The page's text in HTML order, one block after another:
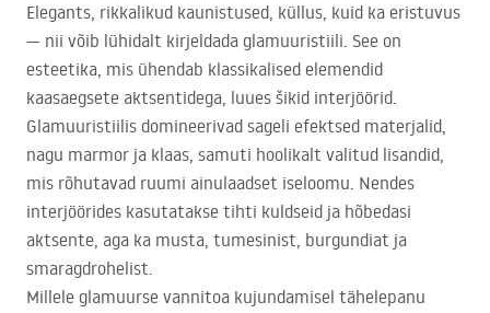
Elegants, rikkalikud kaunistused, küllus, kuid ka eristuvus
— nii võib lühidalt kirjeldada glamuuristiili. See on
esteetika, mis ühendab klassikalised elemendid
kaasaegsete aktsentidega, luues šikid interjöörid.
Glamuuristiilis domineerivad sageli efektsed materjalid,
nagu marmor ja klaas, samuti hoolikalt valitud lisandid,
mis rõhutavad ruumi ainulaadset iseloomu. Nendes
interjöörides kasutatakse tihti kuldseid ja hõbedasi
aktsente, aga ka musta, tumesinist, burgundiat ja
smaragdrohelist.
Millele glamuurse vannitoa kujundamisel tähelepanu